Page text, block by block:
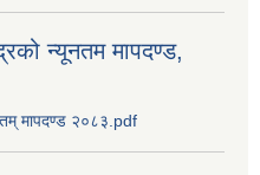
न्यूनतम मापदण्ड,
मापदण्ड २०८३.pdf